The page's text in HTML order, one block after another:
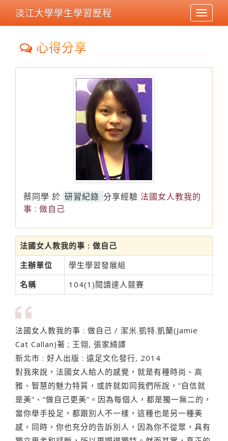
Toggle
淡江大學學生學習歷程
心得分享
蔡同學 於 研習紀錄 分享經驗 法國女人教我的
事 : 做自己
法國女人教我的事 : 做自己
主辦單位
學生學習發展組
名稱
104(1)閱讀達人競賽
法國女人教我的事 : 做自己 / 潔米.凱特.凱蘭(Jamie
Cat Callan)著 ; 王翎, 張家綺譯
新北市 : 好人出版 : 遠足文化發行, 2014
對我來說，法國女人給人的感覺，就是有種時尚、高
雅、智慧的魅力特質，或許就如同我們所說，”自信就
是美”、”做自己更美”。因為每個人，都是獨一無二的，
當你舉手投足，都跟別人不一樣，這種也是另一種美
感，同時，你也充分的告訴別人，因為你不從眾，具有